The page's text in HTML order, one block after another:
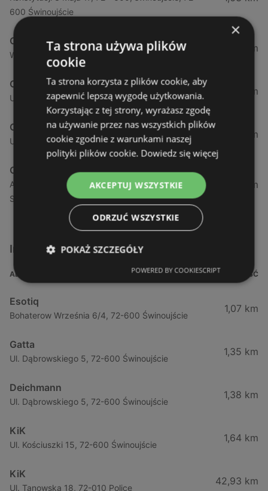
600 Świnoujście
CCC
Wyszyńskiego, 13, 72-009 Police
44,3 km
CCC
Ul. Dworcowa, 9, 72-100 Goleniów
53,74 km
CCC
Ul. Ku Słońcu, 67, 71-041 Szczecin
54,5 km
CCC
Al. Wyzwolenia 18, 70 - 554, szczecin, 70-532
Szczecin
55,43 km
Inne sklepy Odzież i obuwie w pobliżu
ADRES ODLEGŁOŚĆ
Esotiq
Bohaterow Września 6/4, 72-600 Świnoujście
1,07 km
Gatta
Ul. Dąbrowskiego 5, 72-600 Świnoujście
1,35 km
Deichmann
Ul. Dąbrowskiego 5, 72-600 Świnoujście
1,38 km
KiK
Ul. Kościuszki 15, 72-600 Świnoujście
1,64 km
KiK
Ul. Tanowska 18, 72-010 Police
42,93 km
×
Ta strona używa plików
cookie
Ta strona korzysta z plików cookie, aby
zapewnić lepszą wygodę użytkowania.
Korzystając z tej strony, wyrażasz zgodę
na używanie przez nas wszystkich plików
cookie zgodnie z warunkami naszej
polityki plików cookie. Dowiedz się więcej
AKCEPTUJ WSZYSTKIE
ODRZUĆ WSZYSTKIE
POKAŻ SZCZEGÓŁY
POWERED BY COOKIESCRIPT